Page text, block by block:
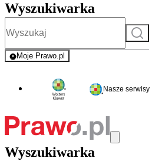
Wyszukiwarka
Szukaj
Moje Prawo.pl
- rejestracja i logowanie do serwisu
Nasze serwisy
Wyszukiwarka